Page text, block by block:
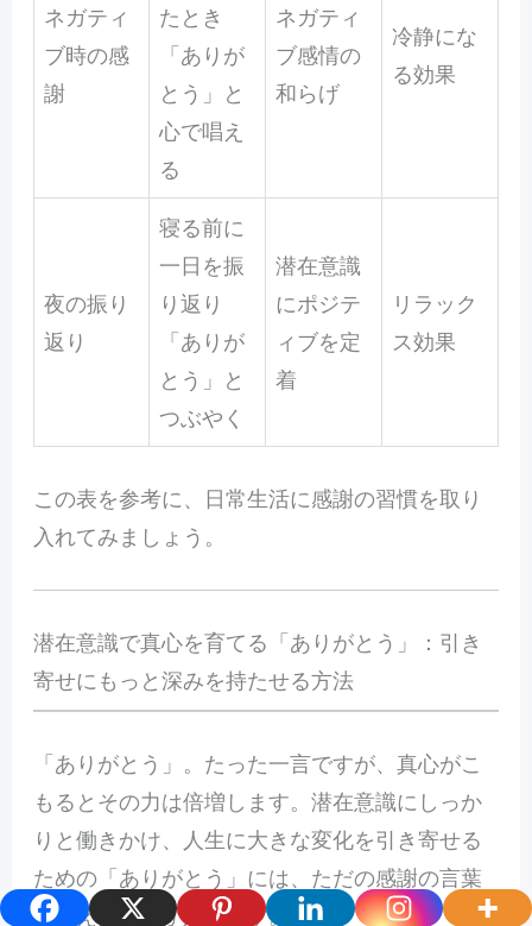
ネガティ
ブ時の感
謝
たとき
「ありが
とう」と
心で唱え
る
ネガティ
ブ感情の
和らげ
冷静にな
る効果
夜の振り
返り
寝る前に
一日を振
り返り
「ありが
とう」と
つぶやく
潜在意識
にポジテ
ィブを定
着
リラック
ス効果
この表を参考に、日常生活に感謝の習慣を取り
入れてみましょう。
潜在意識で真心を育てる「ありがとう」：引き
寄せにもっと深みを持たせる方法
「ありがとう」。たった一言ですが、真心がこ
もるとその力は倍増します。潜在意識にしっか
りと働きかけ、人生に大きな変化を引き寄せる
ための「ありがとう」には、ただの感謝の言葉
を超えた深みが必要です。